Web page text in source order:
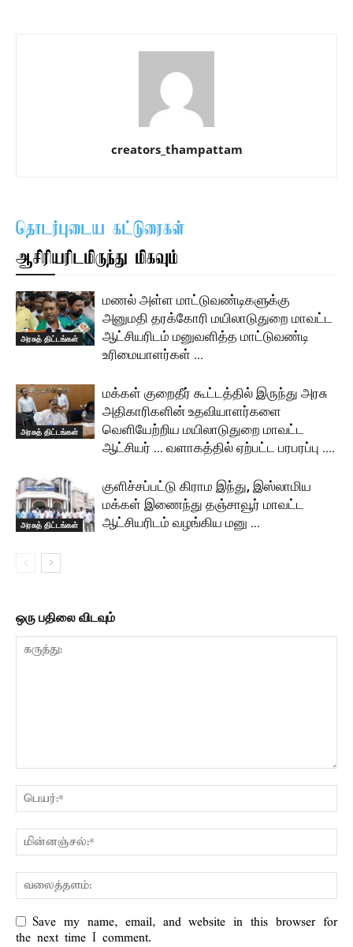
creators_thampattam
தொடர்புடைய கட்டுரைகள்
ஆசிரியரிடமிருந்து மிகவும்
அரசுத் திட்டங்கள்
மணல் அள்ள மாட்டுவண்டிகளுக்கு
அனுமதி தரக்கோரி மயிலாடுதுறை மாவட்ட
ஆட்சியரிடம் மனுவளித்த மாட்டுவண்டி
உரிமையாளர்கள் …
அரசுத் திட்டங்கள்
மக்கள் குறைதீர் கூட்டத்தில் இருந்து அரசு
அதிகாரிகளின் உதவியாளர்களை
வெளியேற்றிய மயிலாடுதுறை மாவட்ட
ஆட்சியர் … வளாகத்தில் ஏற்பட்ட பரபரப்பு ….
அரசுத் திட்டங்கள்
குளிச்சப்பட்டு கிராம இந்து, இஸ்லாமிய
மக்கள் இணைந்து தஞ்சாவூர் மாவட்ட
ஆட்சியரிடம் வழங்கிய மனு …
ஒரு பதிலை விடவும்
Save my name, email, and website in this browser for
the next time I comment.